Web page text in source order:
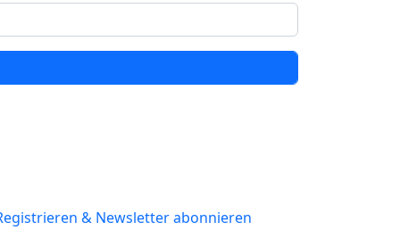
& Newsletter abonnieren